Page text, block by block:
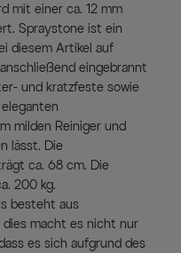
mit einer ca. 12 mm
Spraystone ist ein
diesem Artikel auf
eingebrannt
und kratzfeste sowie
milden Reiniger und
lässt. Die
ca. 68 cm. Die
200 kg.
besteht aus
macht es nicht nur
es sich aufgrund des